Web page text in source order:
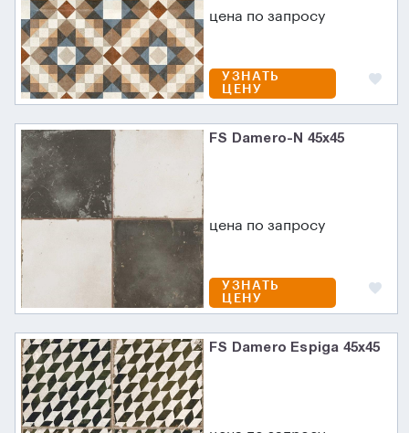
цена по запросу
УЗНАТЬ
ЦЕНУ
FS Damero-N 45х45
цена по запросу
УЗНАТЬ
ЦЕНУ
FS Damero Espiga 45x45